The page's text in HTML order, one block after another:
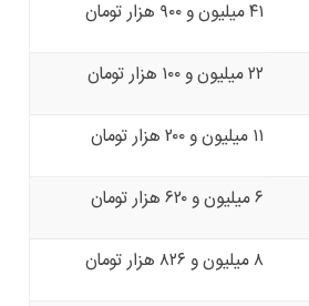
۴۱ میلیون و ۹۰۰ هزار تومان
۲۲ میلیون و ۱۰۰ هزار تومان
۱۱ میلیون و ۲۰۰ هزار تومان
۶ میلیون و ۶۲۰ هزار تومان
۸ میلیون و ۸۲۶ هزار تومان